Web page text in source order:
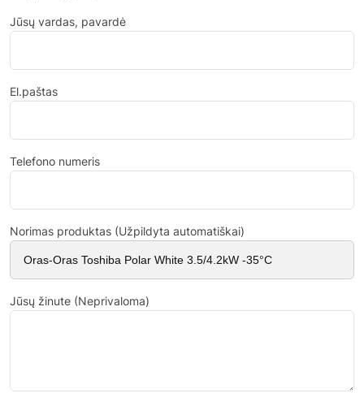
Jūsų vardas, pavardė
El.paštas
Telefono numeris
Norimas produktas (Užpildyta automatiškai)
Jūsų žinute (Neprivaloma)